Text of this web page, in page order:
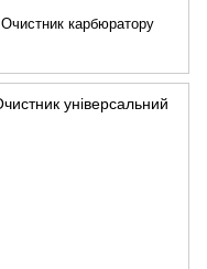
Очистник карбюратору